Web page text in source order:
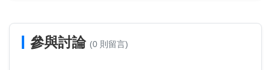
參與討論 (0 則留言)